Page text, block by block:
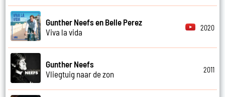
Gunther Neefs en Belle Perez
Viva la vida
2020
Gunther Neefs
Vliegtuig naar de zon
2011